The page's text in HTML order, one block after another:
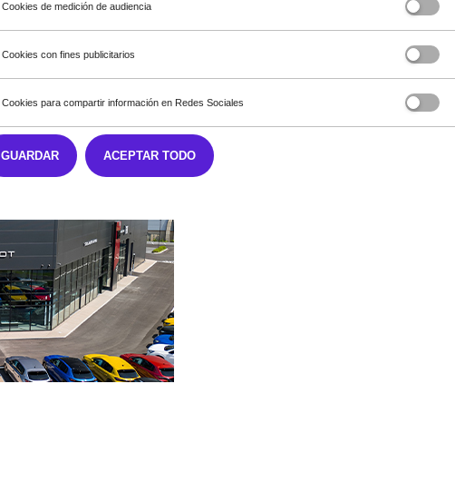
Cookies de medición de audiencia
Cookies con fines publicitarios
Cookies para compartir información en Redes Sociales
ACEPTAR TODO
GUARDAR